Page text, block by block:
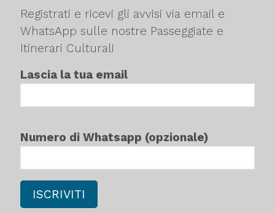
Registrati e ricevi gli avvisi via email e
WhatsApp sulle nostre Passeggiate e
Itinerari Culturali
Lascia la tua email
Numero di Whatsapp (opzionale)